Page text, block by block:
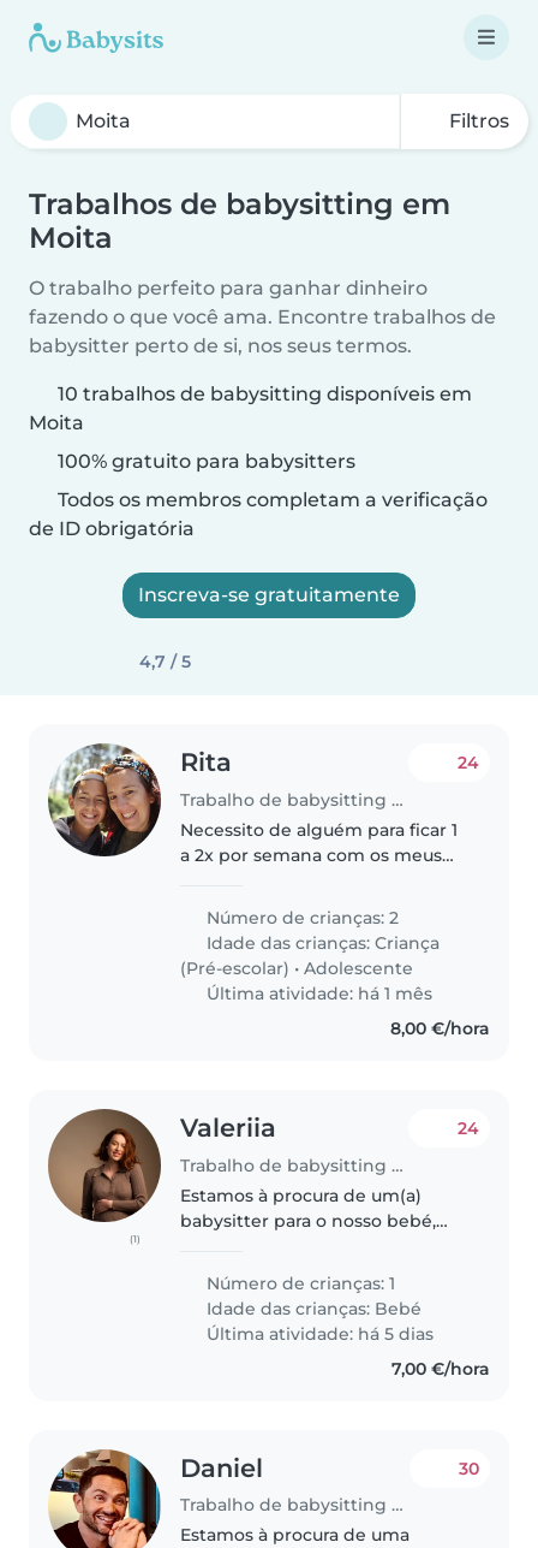
Filtros
Trabalhos de babysitting em
Moita
O trabalho perfeito para ganhar dinheiro
fazendo o que você ama. Encontre trabalhos de
babysitter perto de si, nos seus termos.
10 trabalhos de babysitting disponíveis em
Moita
100% gratuito para babysitters
Todos os membros completam a verificação
de ID obrigatória
Inscreva-se gratuitamente
4,7 / 5
Rita
Trabalho de babysitting em Moita
24
Necessito de alguém para ficar 1
a 2x por semana com os meus
tarde de sábado ou domingo. O
mais pequeno tem 4 anos,
necessita de ajuda para ir ao
WC,..
Número de crianças: 2
Idade das crianças:Criança
(Pré-escolar) •Adolescente
Última atividade: há 1 mês
8,00 €/hora
(1)
Valeriia
Trabalho de babysitting em Moita
24
Estamos à procura de um(a)
babysitter para o nosso bebé,
com animais de estimação.
Gostaríamos de receber o(a)
babysitter..
Número de crianças: 1
Idade das crianças: Bebé
Última atividade: há 5 dias
7,00 €/hora
Daniel
Trabalho de babysitting em Moita
30
Estamos à procura de uma